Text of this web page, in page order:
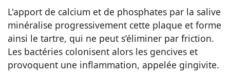
L'apport de calcium et de phosphates par la salive
minéralise progressivement cette plaque et forme
ainsi le tartre, qui ne peut s’éliminer par friction.
Les bactéries colonisent alors les gencives et
provoquent une inflammation, appelée gingivite.